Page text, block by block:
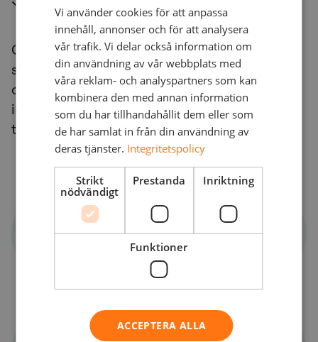
Compliance by design innebär att
säkerhetskontroller, loggning, segmentering
och dokumentation integreras från dag ett –
inte eftermonteras när
tillsynsmyndigheterna ställer frågor.
Med
Erik Ramstad
Head of Network, Infrastructure &
Med
Vi använder cookies för att anpassa
innehåll, annonser och för att analysera
vår trafik. Vi delar också information om
din användning av vår webbplats med
våra reklam- och analyspartners som kan
kombinera den med annan information
som du har tillhandahållit dem eller som
de har samlat in från din användning av
deras tjänster. Integritetspolicy
Strikt
nödvändigt
Prestanda Inriktning
Funktioner
ACCEPTERA ALLA